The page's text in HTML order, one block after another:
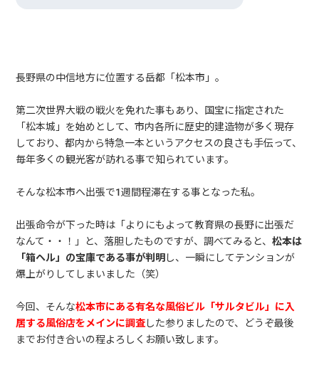
長野県の中信地方に位置する岳都「松本市」。
第二次世界大戦の戦火を免れた事もあり、国宝に指定された
「松本城」を始めとして、市内各所に歴史的建造物が多く現存
しており、都内から特急一本というアクセスの良さも手伝って、
毎年多くの観光客が訪れる事で知られています。
そんな松本市へ出張で1週間程滞在する事となった私。
出張命令が下った時は「よりにもよって教育県の長野に出張だ
なんて・・！」と、落胆したものですが、調べてみると、松本は
「箱ヘル」の宝庫である事が判明し、一瞬にしてテンションが
爆上がりしてしまいました（笑）
今回、そんな松本市にある有名な風俗ビル「サルタビル」に入
居する風俗店をメインに調査した参りましたので、どうぞ最後
までお付き合いの程よろしくお願い致します。